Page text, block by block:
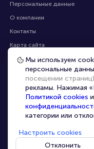
Персональные данные
О компании
Контакты
Карта сайта
Управление cookies
© 2020 - 2026
Мы используем
персональные
посещении страниц)
рекламы. Нажимая
Политикой cookies и
категории или
Настроить cookies
Отклонить